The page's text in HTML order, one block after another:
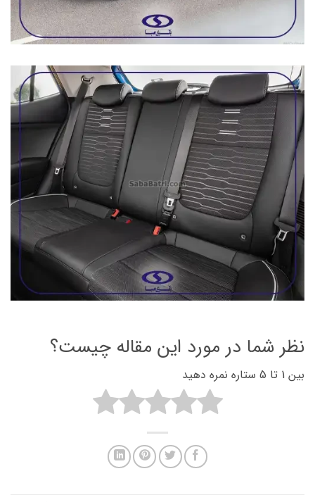
نظر شما در مورد این مقاله چیست؟
بین 1 تا 5 ستاره نمره دهید